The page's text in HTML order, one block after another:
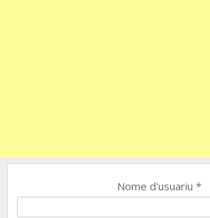
Nome d'usuariu *